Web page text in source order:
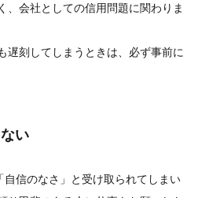
、会社としての信用問題に関わりま
遅刻してしまうときは、必ず事前に
い
自信のなさ」と受け取られてしまい